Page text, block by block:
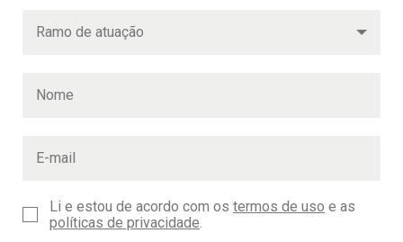
Li e estou de acordo com os termos de uso e as
políticas de privacidade